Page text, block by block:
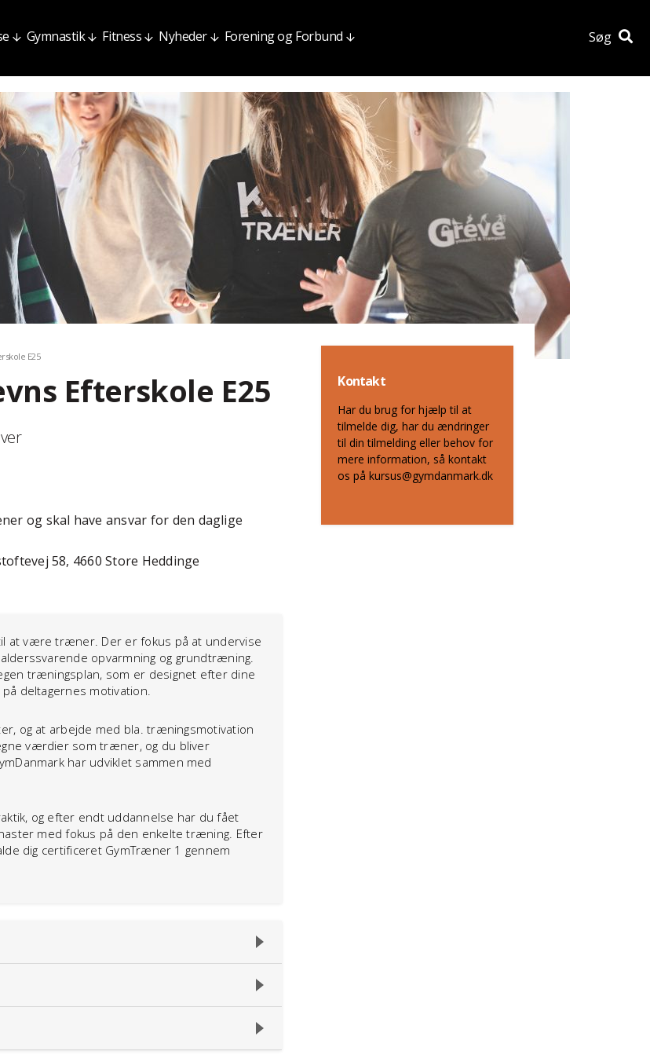
Gymnastik Fitness Nyheder Forening og Forbund Søg
E25
Efterskole E25
og skal have ansvar for den daglige
58, 4660 Store Heddinge
at være træner. Der er fokus på at undervise
opvarmning og grundtræning.
træningsplan, som er designet efter dine
deltagernes motivation.
og at arbejde med bla. træningsmotivation
værdier som træner, og du bliver
har udviklet sammen med
og efter endt uddannelse har du fået
med fokus på den enkelte træning. Efter
dig certificeret GymTræner 1 gennem
Kontakt
Har du brug for hjælp til at
tilmelde dig, har du ændringer
til din tilmelding eller behov for
mere information, så kontakt
os på kursus@gymdanmark.dk